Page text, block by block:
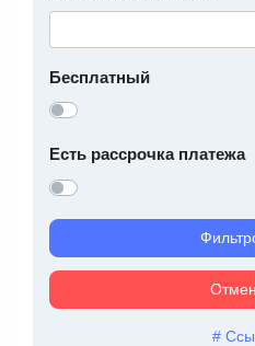
Бесплатный
Есть рассрочка платежа
#